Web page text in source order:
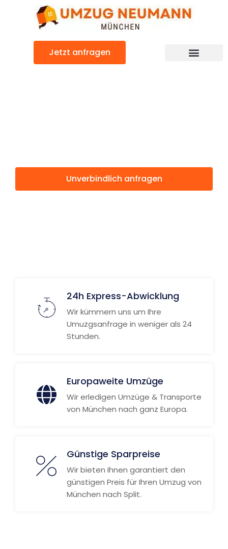
Jetzt anfragen
Unverbindlich anfragen
24h Express-Abwicklung
Wir kümmern uns um Ihre
Umuzgsanfrage in weniger als 24
Stunden.
Europaweite Umzüge
Wir erledigen Umzüge & Transporte
von München nach ganz Europa.
Günstige Sparpreise
Wir bieten Ihnen garantiert den
günstigen Preis für Ihren Umzug von
München nach Split.